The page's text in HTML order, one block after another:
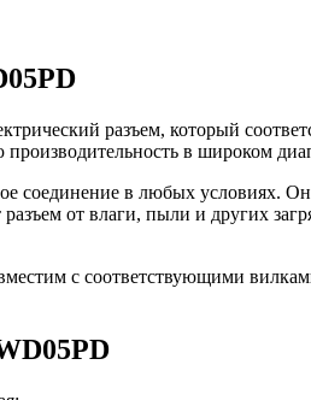
разъем, который
в широком
в любых условиях.
от влаги, пыли и других
с соответствующими